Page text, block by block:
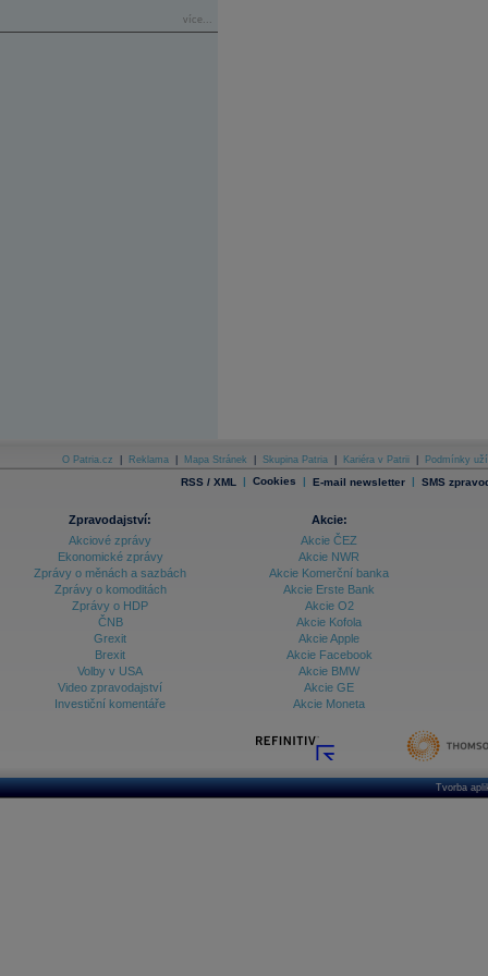
více...
O Patria.cz Reklama Mapa Stránek Skupina Patria Kariéra v Patrii Podmínky
RSS / XML | Cookies | E-mail newsletter | SMS
Zpravodajství:
Akciové zprávy
Ekonomické zprávy
Zprávy o měnách a sazbách
Zprávy o komoditách
Zprávy o HDP
ČNB
Grexit
Brexit
Volby v USA
Video zpravodajství
Investiční komentáře
Akcie:
Akcie ČEZ
Akcie NWR
Akcie Komerční banka
Akcie Erste Bank
Akcie O2
Akcie Kofola
Akcie Apple
Akcie Facebook
Akcie BMW
Akcie GE
Akcie Moneta
Tvorba